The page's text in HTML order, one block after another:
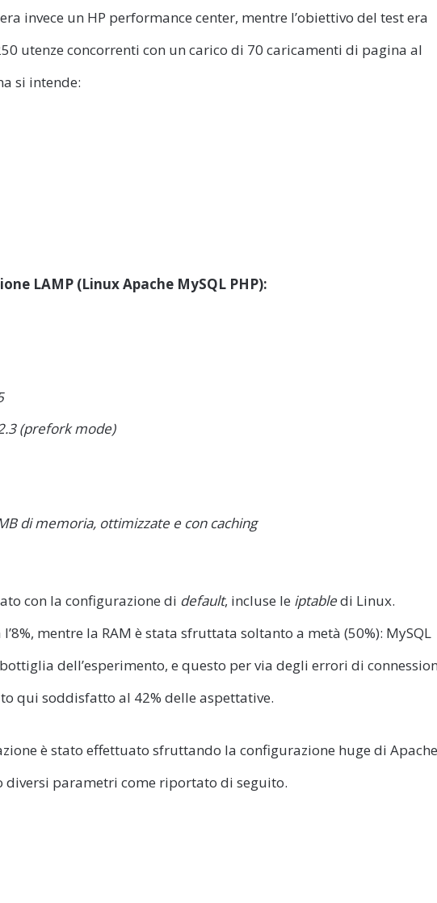
invece un HP performance center, mentre l’obiettivo del test era
utenze concorrenti con un carico di 70 caricamenti di pagina al
si intende:
LAMP (Linux Apache MySQL PHP):
(prefork mode)
di memoria, ottimizzate e con caching
con la configurazione di default, incluse le iptabledi Linux.
mentre la RAM è stata sfruttata soltanto a metà (50%): MySQL
dell’esperimento, e questo per via degli errori di
qui soddisfatto al 42% delle aspettative.
è stato effettuato sfruttando la configurazione huge di
parametri come riportato di seguito.